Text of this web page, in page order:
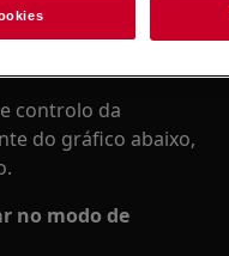
instruções
controlo da
do gráfico abaixo,
no modo de